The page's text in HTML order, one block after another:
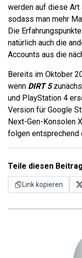
werden auf diese Art
sodass man mehr
Die
natürlich auch die
Accounts aus die
Bereits im Oktober
wenn DIRT 5
und PlayStation 4
Version für Google
Next-Gen-Konsolen
folgen entsprechend
Teile diesen Beitrag
Link kopieren